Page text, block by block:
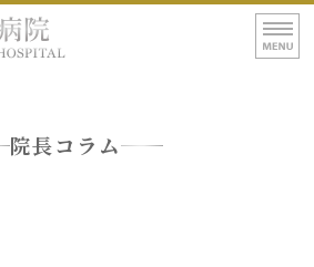
平井動物病院｜
院長コラム